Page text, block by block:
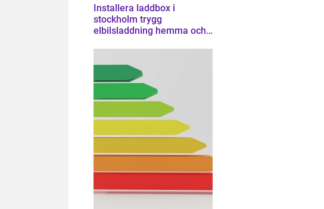
Installera laddbox i
stockholm trygg
elbilsladdning hemma och